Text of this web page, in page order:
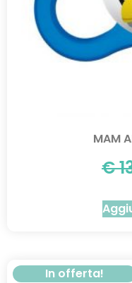
MAM
€
In offerta!